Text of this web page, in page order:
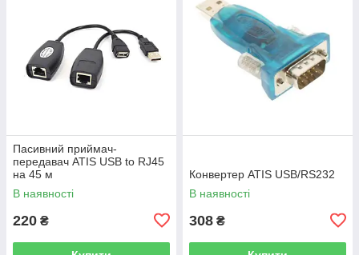
Пасивний приймач-
передавач ATIS USB to RJ45
на 45 м
В наявності
220 ₴
Конвертер ATIS USB/RS232
В наявності
308 ₴